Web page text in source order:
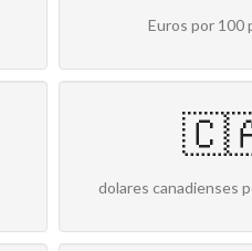
Euros por
dolares canadienses